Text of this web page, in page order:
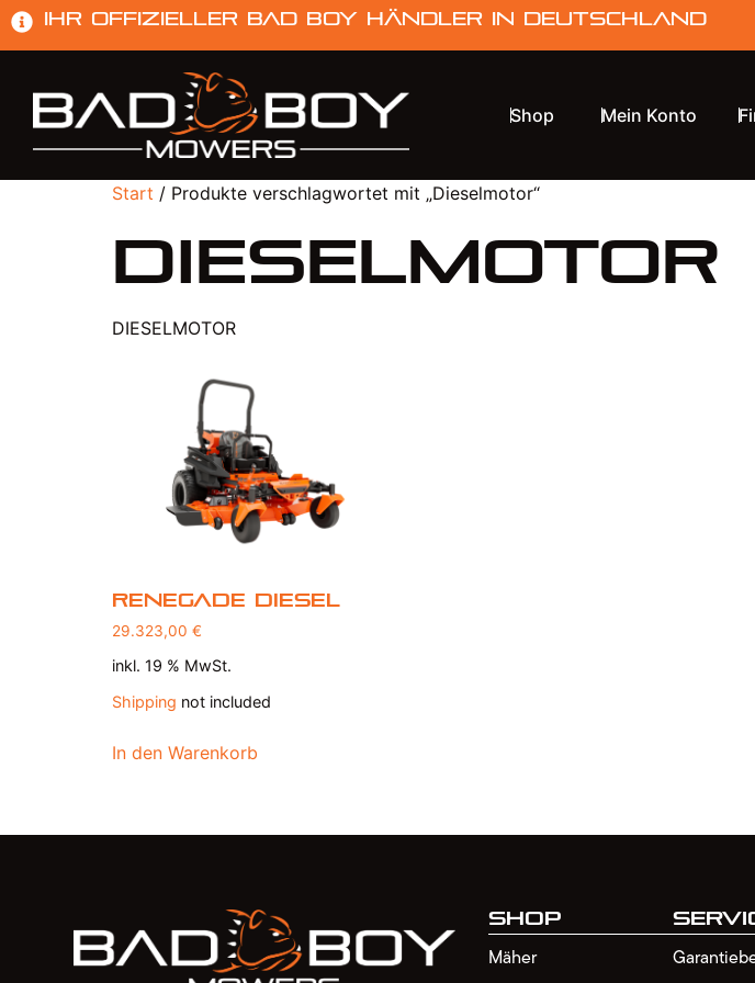
Ihr offizieller Bad Boy Händler in Deutschland
Shop Mein Konto
Start / Produkte verschlagwortet mit „Dieselmotor“
Dieselmotor
DIESELMOTOR
Renegade Diesel
29.323,00 €
inkl. 19 % MwSt.
Shipping not included
In den Warenkorb
Shop
Mäher